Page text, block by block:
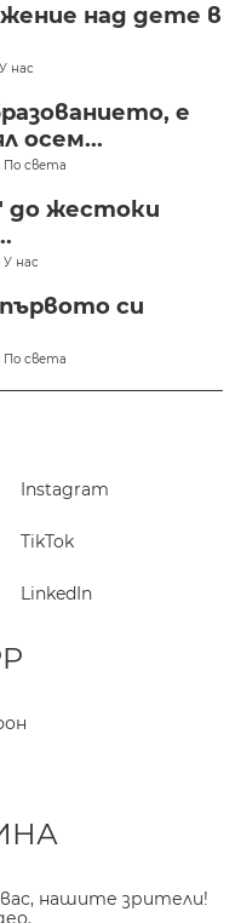
над дете в
У нас
е
осем...
По света
до жестоки
У нас
си
По света
Instagram
TikTok
LinkedIn
нашите зрители!